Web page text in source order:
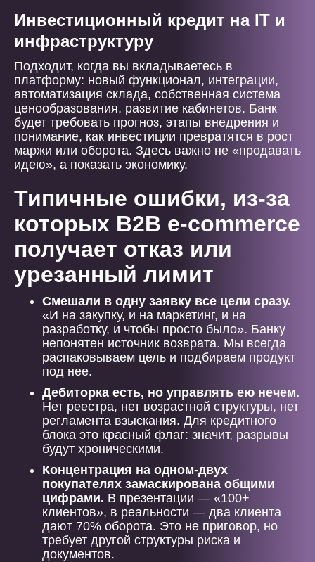
Инвестиционный кредит на IT и
инфраструктуру
Подходит, когда вы вкладываетесь в
платформу: новый функционал, интеграции,
автоматизация склада, собственная система
ценообразования, развитие кабинетов. Банк
будет требовать прогноз, этапы внедрения и
понимание, как инвестиции превратятся в рост
маржи или оборота. Здесь важно не «продавать
идею», а показать экономику.
Типичные ошибки, из-за
которых B2B e-commerce
получает отказ или
урезанный лимит
Смешали в одну заявку все цели сразу.
«И на закупку, и на маркетинг, и на
разработку, и чтобы просто было». Банку
непонятен источник возврата. Мы всегда
распаковываем цель и подбираем продукт
под нее.
Дебиторка есть, но управлять ею нечем.
Нет реестра, нет возрастной структуры, нет
регламента взыскания. Для кредитного
блока это красный флаг: значит, разрывы
будут хроническими.
Концентрация на одном-двух
покупателях замаскирована общими
цифрами. В презентации — «100+
клиентов», в реальности — два клиента
дают 70% оборота. Это не приговор, но
требует другой структуры риска и
документов.